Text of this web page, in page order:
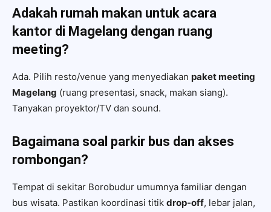
Adakah rumah makan untuk acara
kantor di Magelang dengan ruang
meeting?
Ada. Pilih resto/venue yang menyediakan paket meeting
Magelang (ruang presentasi, snack, makan siang).
Tanyakan proyektor/TV dan sound.
Bagaimana soal parkir bus dan akses
rombongan?
Tempat di sekitar Borobudur umumnya familiar dengan
bus wisata. Pastikan koordinasi titik drop-off, lebar jalan,